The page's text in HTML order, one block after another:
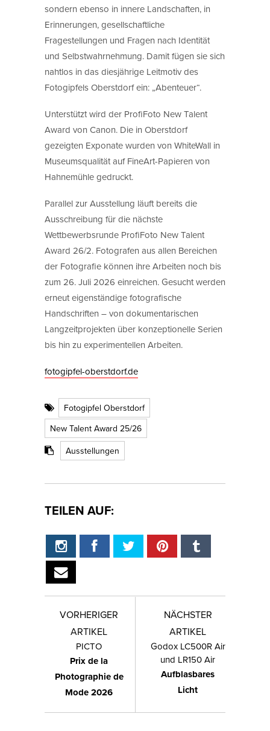
sondern ebenso in innere Landschaften, in
Erinnerungen, gesellschaftliche
Fragestellungen und Fragen nach Identität
und Selbstwahrnehmung. Damit fügen sie sich
nahtlos in das diesjährige Leitmotiv des
Fotogipfels Oberstdorf ein: „Abenteuer“.
Unterstützt wird der ProfiFoto New Talent
Award von Canon. Die in Oberstdorf
gezeigten Exponate wurden von WhiteWall in
Museumsqualität auf FineArt-Papieren von
Hahnemühle gedruckt.
Parallel zur Ausstellung läuft bereits die
Ausschreibung für die nächste
Wettbewerbsrunde ProfiFoto New Talent
Award 26/2. Fotografen aus allen Bereichen
der Fotografie können ihre Arbeiten noch bis
zum 26. Juli 2026 einreichen. Gesucht werden
erneut eigenständige fotografische
Handschriften – von dokumentarischen
Langzeitprojekten über konzeptionelle Serien
bis hin zu experimentellen Arbeiten.
fotogipfel-oberstdorf.de
Fotogipfel Oberstdorf
New Talent Award 25/26
Ausstellungen
TEILEN AUF:
VORHERIGER
ARTIKEL
PICTO
Prix de la
Photographie de
Mode 2026
NÄCHSTER
ARTIKEL
Godox LC500R Air
und LR150 Air
Aufblasbares
Licht